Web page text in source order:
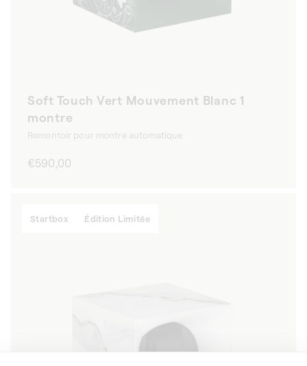
Soft Touch Vert Mouvement Blanc 1
montre
Remontoir pour montre automatique
Prix
€590,00
Startbox Édition Limitée